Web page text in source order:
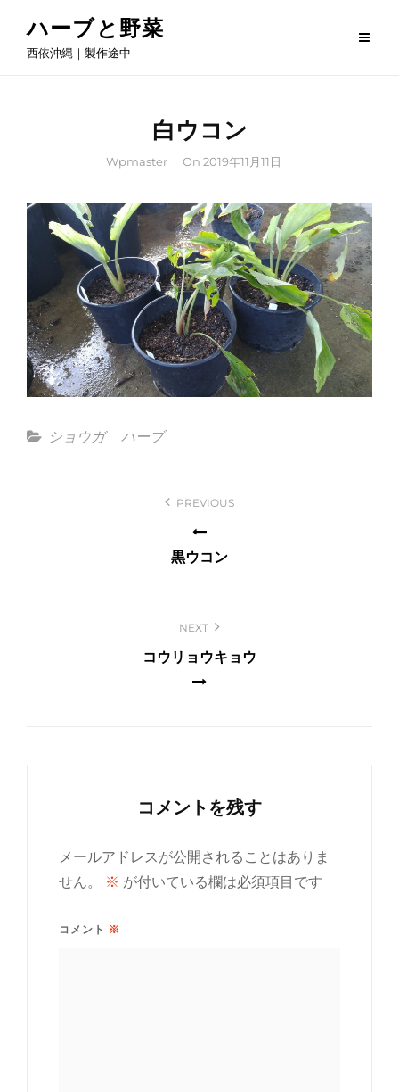
content
ハーブと野菜
西依沖縄｜製作途中
白ウコン
By
Wpmaster On 2019年11月11日
Categories
ショウガ ハーブ
PREVIOUS
黒ウコン
NEXT
コウリョウキョウ
コメントを残す
メールアドレスが公開されることはありま
せん。
※ が付いている欄は必須項目です
コメント ※